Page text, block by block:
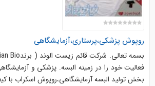
روپوش پزشکی،پرستاری،آزمایشگاهی
فعالیت خود را در زمینه البسه. پزشکی و
بخش تولید البسه آزمایشگاهی،روپوش اسکراب با